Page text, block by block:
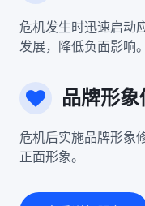
危机发生时迅速启动
发展，降低负面影响。
品牌形象
危机后实施品牌形象
正面形象。